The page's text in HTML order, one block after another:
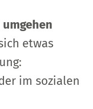
etwas
im sozialen